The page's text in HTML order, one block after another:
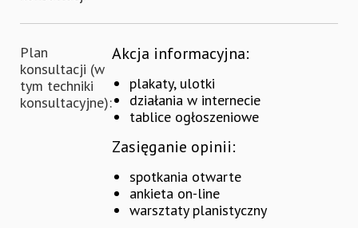
Plan
konsultacji (w
tym techniki
konsultacyjne):
Akcja informacyjna:
plakaty, ulotki
działania w internecie
tablice ogłoszeniowe
Zasięganie opinii:
spotkania otwarte
ankieta on-line
warsztaty planistyczny